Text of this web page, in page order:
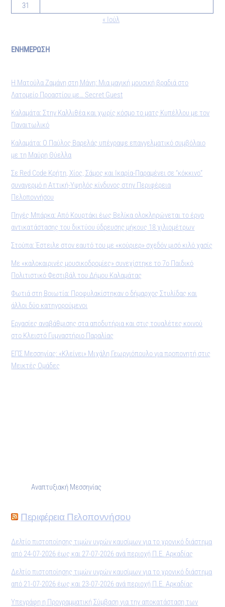
31
« Ιούλ
ΕΝΗΜΕΡΩΣΗ
Η Ματούλα Ζαμάνη στη Μάνη: Μια μαγική μουσική βραδιά στο
Λατομείο Προαστίου με… Secret Guest
Καλαμάτα: Στην Καλλιθέα και χωρίς κόσμο το ματς Κυπέλλου με τον
Παναιτωλικό
Καλαμάτα: Ο Παύλος Βαρελάς υπέγραψε επαγγελματικό συμβόλαιο
με τη Μαύρη Θύελλα
Σε Red Code Κρήτη, Χίος, Σάμος και Ικαρία-Παραμένει σε “κόκκινο”
συναγερμό η Αττική-Υψηλός κίνδυνος στην Περιφέρεια
Πελοποννήσου
Πηγές Μπάρκα: Από Κουρτάκι έως Βελίκα ολοκληρώνεται το έργο
αντικατάστασης του δικτύου ύδρευσης μήκους 18 χιλιομέτρων
Στούπα: Έστειλε στον εαυτό του με «κούριερ» σχεδόν μισό κιλό χασίς
Με «καλοκαιρινές μουσικοδρομίες» συνεχίστηκε το 7ο Παιδικό
Πολιτιστικό Φεστιβάλ του Δήμου Καλαμάτας
Φωτιά στη Βοιωτία: Προφυλακίστηκαν ο δήμαρχος Στυλίδας και
άλλοι δύο κατηγορούμενοι
Εργασίες αναβάθμισης στα αποδυτήρια και στις τουαλέτες κοινού
στο Κλειστό Γυμναστήριο Παραλίας
ΕΠΣ Μεσσηνίας: «Κλείνει» Μιχάλη Γεωργιόπουλο για προπονητή στις
Μεικτές Ομάδες
Αναπτυξιακή Μεσσηνίας
Περιφέρεια Πελοποννήσου
Δελτίο πιστοποίησης τιμών υγρών καυσίμων για το χρονικό διάστημα
από 24-07-2026 έως και 27-07-2026 ανά περιοχή Π.Ε. Αρκαδίας
Δελτίο πιστοποίησης τιμών υγρών καυσίμων για το χρονικό διάστημα
από 21-07-2026 έως και 23-07-2026 ανά περιοχή Π.Ε. Αρκαδίας
Υπεγράφη η Προγραμματική Σύμβαση για την αποκατάσταση των